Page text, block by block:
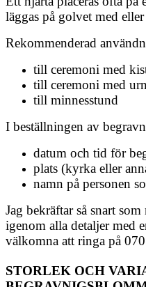
läggas på golvet med
Rekommenderad
till ceremoni med
till ceremoni med
till minnesstund
I beställningen av
datum och tid för
plats (kyrka eller
namn på personen
Jag bekräftar så snart
igenom alla detaljer med
välkomna att ringa på
STORLEK OCH